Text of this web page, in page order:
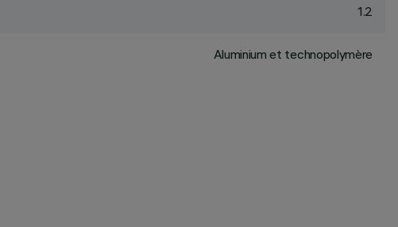
1.2
Aluminium et technopolymère